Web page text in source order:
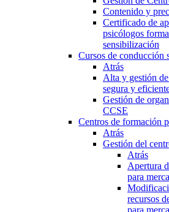
Contenido y
Certificado de
psicólogos
sensibilización
Cursos de conducción
Atrás
Alta y gestión
segura y
Gestión de
CCSE
Centros de formación
Atrás
Gestión del
Atrás
Apertura
para
recursos